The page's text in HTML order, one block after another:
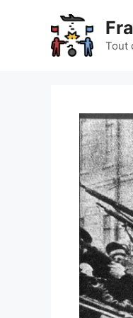
Tout